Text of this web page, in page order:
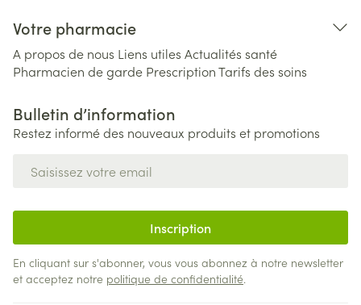
Votre pharmacie
A propos de nous Liens utiles Actualités santé
Pharmacien de garde PrescriptionTarifs des soins
Bulletin d’information
Restez informé des nouveaux produits et promotions
Inscription
En cliquant sur s'abonner, vous vous abonnez à notre newsletter
et acceptez notre politique de confidentialité.